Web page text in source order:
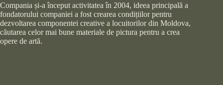
Compania și-a început activitatea în 2004, ideea principală a
fondatorului companiei a fost crearea condițiilor pentru
dezvoltarea componentei creative a locuitorilor din Moldova,
căutarea celor mai bune materiale de pictura pentru a crea
opere de artă.